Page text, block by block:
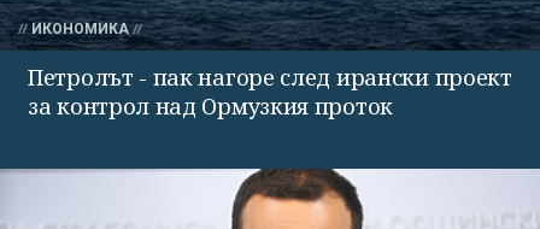
ИКОНОМИКА
Петролът - пак нагоре след ирански проект
за контрол над Ормузкия проток